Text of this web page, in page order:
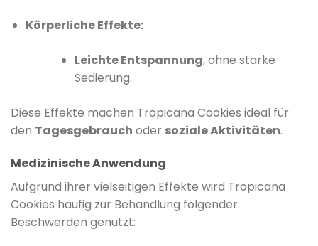
Körperliche Effekte:
Leichte Entspannung, ohne starke
Sedierung.
Diese Effekte machen Tropicana Cookies ideal für
den Tagesgebrauch oder soziale Aktivitäten.
Medizinische Anwendung
Aufgrund ihrer vielseitigen Effekte wird Tropicana
Cookies häufig zur Behandlung folgender
Beschwerden genutzt: